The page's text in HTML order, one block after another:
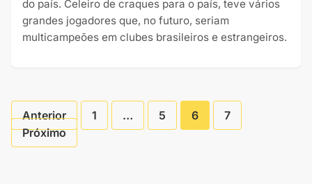
do país. Celeiro de craques para o país, teve vários
grandes jogadores que, no futuro, seriam
multicampeões em clubes brasileiros e estrangeiros.
Paginação
Anterior 1 … 5 6
7
Próximo